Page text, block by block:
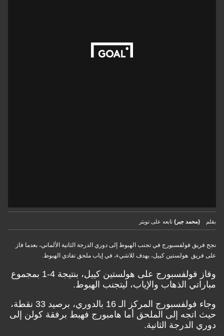
بقلم {محمد جبر} تابعه على تويتر
نجح فريق فولفسبورج في تجنب الهبوط إلى دوري الدرجة الثانية الألماني، بعدما فاز
على فريق هولستين كييل، بهدف للاشيء، في إياب ملحق تفادي الهبوط.
وفاز فولفسبورج على هولستين كييل، بنتيجة 4-1 بمجموع
مباراتي الذهاب والإياب، ليتجنب الهبوط.
وجاء فولفسبورج المركز الـ 16 بالدوري، برصيد 33 نقطة،
حيث اتجه إلى الملحق أما هامبورج فهبط برفقة كولن إلى
دوري الدرجة الثانية.